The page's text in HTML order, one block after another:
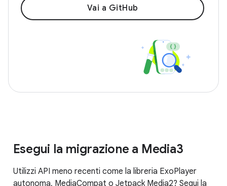
Vai a GitHub
Esegui la migrazione a Media3
Utilizzi API meno recenti come la libreria ExoPlayer
autonoma, MediaCompat o Jetpack Media2? Segui la